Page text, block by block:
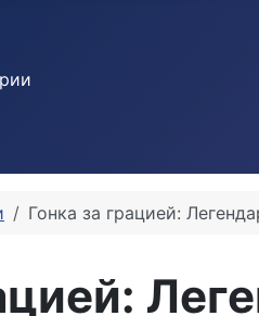
Гонка за грацией: